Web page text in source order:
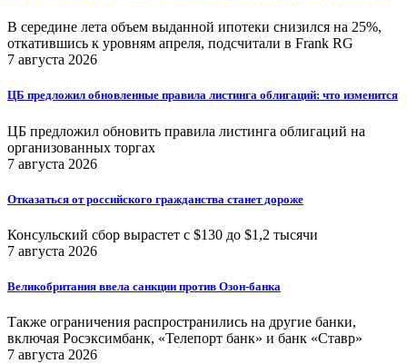
В середине лета объем выданной ипотеки снизился на 25%,
откатившись к уровням апреля, подсчитали в Frank RG
7 августа 2026
ЦБ предложил обновленные правила листинга облигаций: что изменится
ЦБ предложил обновить правила листинга облигаций на
организованных торгах
7 августа 2026
Отказаться от российского гражданства станет дороже
Консульский сбор вырастет с $130 до $1,2 тысячи
7 августа 2026
Великобритания ввела санкции против Озон-банка
Также ограничения распространились на другие банки,
включая Росэксимбанк, «Телепорт банк» и банк «Ставр»
7 августа 2026